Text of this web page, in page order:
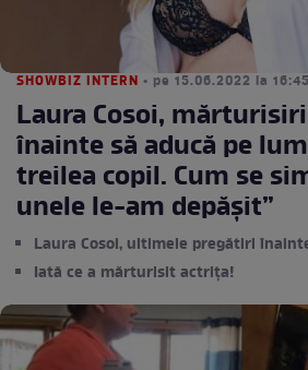
SHOWBIZ INTERN • pe 15.06.2022 la 16:45
Laura Cosoi,
înainte să aducă pe
treilea copil. Cum se
unele le-am depășit”
Laura Cosoi, ultimele pregătiri
Iată ce a mărturisit actrița!